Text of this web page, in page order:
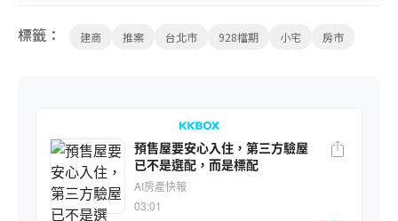
標籤： 建商 推案 台北市 928檔期 小宅 房市